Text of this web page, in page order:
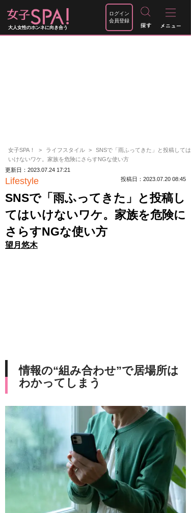
大人女性のホンネに向き合う
ログイン
会員登録
女子SPA！ ライフスタイル
SNSで「雨ふってきた」と投稿しては
いけないワケ。家族を危険にさらすNGな使い方
更新日：2023.07.24 17:21
Lifestyle 投稿日：2023.07.20 08:45
SNSで「雨ふってきた」と投稿し
てはいけないワケ。家族を危険に
さらすNGな使い方
望月悠木
情報の“組み合わせ”で居場所は
わかってしまう